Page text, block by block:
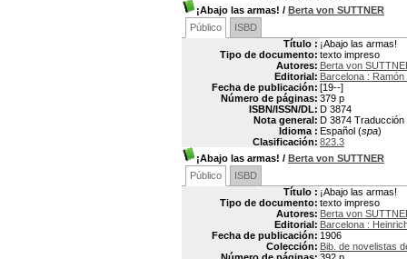
¡Abajo las armas! / Berta von SUTTNER
Público
ISBD
Título : ¡Abajo las armas!
Tipo de documento: texto impreso
Autores: Berta von
Editorial: Barcelona : Ramón
Fecha de publicación: [19--]
Número de páginas: 379 p
ISBN/ISSN/DL: D 3874
Nota general: D 3874 Traducción
Idioma : Español (spa)
Clasificación: 823.3
¡Abajo las armas! / Berta von SUTTNER
Público
ISBD
Título : ¡Abajo las armas!
Tipo de documento: texto impreso
Autores: Berta von
Editorial: Barcelona :
Fecha de publicación: 1906
Colección: Bib. de novelistas